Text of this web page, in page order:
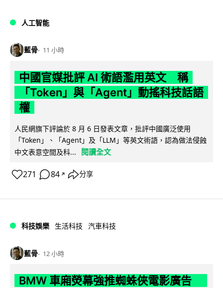
人工智能
藍骨 11 小時
中國官媒批評 AI 術語濫用英文 稱
「Token」與「Agent」動搖科技話語
權
人民網旗下評論於 8 月 6 日發表文章，批評中國廣泛使用
「Token」、「Agent」及「LLM」等英文術語，認為做法侵蝕
中文表意空間及科...
閱讀全文
271 84 ↗ 分享
科技娛樂 生活科技 汽車科技
藍骨 12 小時
BMW 車廂熒幕強推蜘蛛俠電影廣告